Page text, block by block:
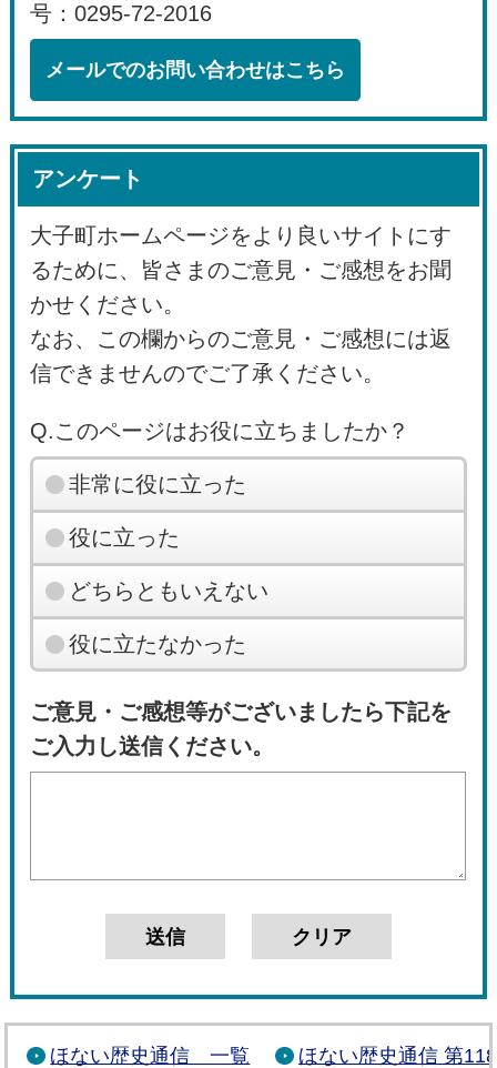
号：0295-72-2016
メールでのお問い合わせはこちら
アンケート
大子町ホームページをより良いサイトにす
るために、皆さまのご意見・ご感想をお聞
かせください。
なお、この欄からのご意見・ご感想には返
信できませんのでご了承ください。
Q.このページはお役に立ちましたか？
非常に役に立った
役に立った
どちらともいえない
役に立たなかった
ご意見・ご感想等がございましたら下記を
ご入力し送信ください。
ほない歴史通信 一覧 ほない歴史通信 第